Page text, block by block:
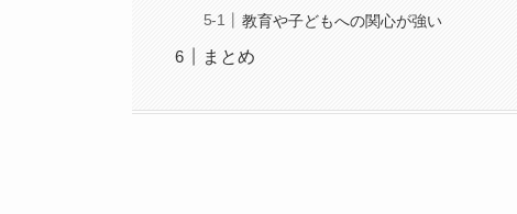
教育や子どもへの関心が強い
まとめ